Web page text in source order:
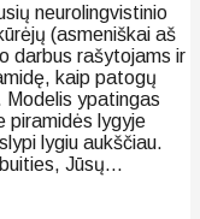
neurolingvistinio
(asmeniškai aš
darbus rašytojams ir
kaip patogų
Modelis ypatingas
piramidės lygyje
lygiu aukščiau.
Jūsų...